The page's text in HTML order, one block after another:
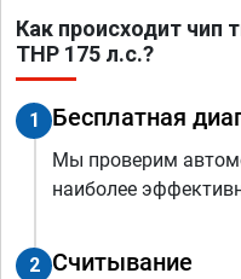
Как происходит чип
THP 175 л.с.?
1 Бесплатная
Мы проверим
наиболее
2 Считывание